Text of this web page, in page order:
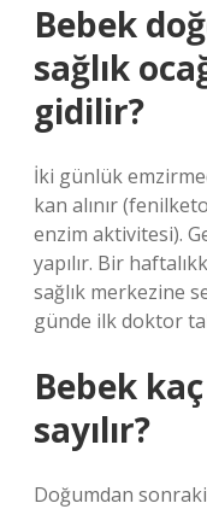
Bebek
sağlık
gidilir?
İki günlük
kan alınır
enzim aktivitesi).
yapılır. Bir
sağlık merkezine
günde ilk doktor
Bebek
sayılır?
Doğumdan